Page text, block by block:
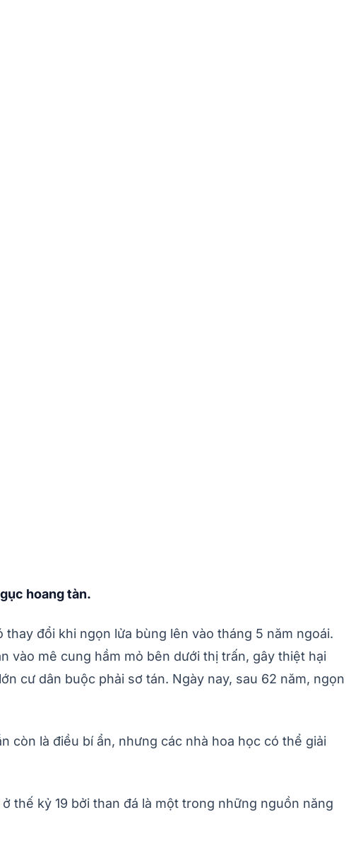
hoang tàn.
đổi khi ngọn lửa bùng lên vào tháng 5 năm ngoái.
vào mê cung hầm mỏ bên dưới thị trấn, gây thiệt hại
cư dân buộc phải sơ tán. Ngày nay, sau 62 năm, ngọn
còn là điều bí ẩn, nhưng các nhà hoa học có thể giải
thế kỷ 19 bởi than đá là một trong những nguồn năng